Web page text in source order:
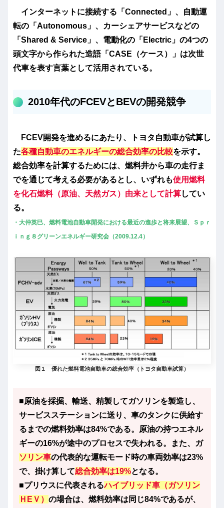
インターネットに接続する「Connected」、自動運
転の「Autonomous」、カーシェアサービスなどの
「Shared & Service」、電動化の「Electric」の4つの
頭文字から作られた造語「CASE（ケース）」は次世
代車を表す言葉として活用されている。
2010年代のFCEVとBEVの開発競争
FCEV開発を進めるにあたり、トヨタ自動車が試算し
た各種自動車のエネルギーの総合効率の比較を示す。
総合効率を計算するためには、燃料井から車の走行ま
でを通じて考える必要があるとし、いずれも使用燃料
を化石燃料（原油、天然ガス）由来として計算してい
る。
・大仲英巳、燃料電池自動車開発における最近の進歩と将来展望、Ｓｐｒ
ｉｎｇ８グリーンエネルギー研究会（2009.12.4）
図１ 優れた燃料電池自動車の総合効率（トヨタ自動車試算）
■原油を採掘、輸送、精製してガソリンを製造し、
サービスステーションに送り、車のタンクに供給す
るまでの燃料効率は84%である。原油の持つエネル
ギーの16%が途中のプロセスで失われる。また、ガ
ソリン車の代表的な運転モード時の車両効率は23%
で、掛け算して総合効率は19%となる。
■プリウスに代表されるハイブリッド車（ガソリン
ＨEＶ） の場合は、燃料効率は同じ84%であるが、